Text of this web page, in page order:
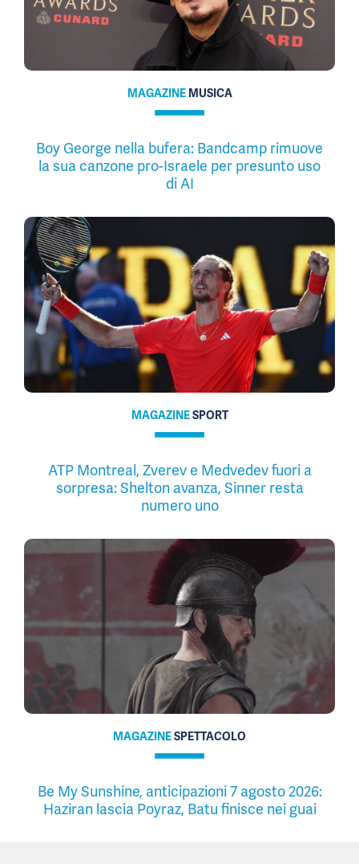
MAGAZINE MUSICA
Boy George nella bufera: Bandcamp rimuove
la sua canzone pro-Israele per presunto uso
di AI
MAGAZINESPORT
ATP Montreal, Zverev e Medvedev fuori a
sorpresa: Shelton avanza, Sinner resta
numero uno
MAGAZINESPETTACOLO
Be My Sunshine, anticipazioni 7 agosto 2026:
Haziran lascia Poyraz, Batu finisce nei guai